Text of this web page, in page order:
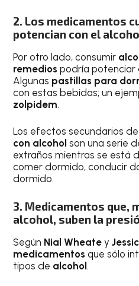
2. Los medicamentos
potencian con el
Por otro lado, consumir
remedios podría potenciar
Algunas pastillas para
con estas bebidas; un
zolpidem.
Los efectos secundarios de
con alcohol son una serie
extraños mientras se está
comer dormido, conducir
dormido.
3. Medicamentos que,
alcohol, suben la
Según Nial Wheatey
medicamentos que sólo
tipos de alcohol.